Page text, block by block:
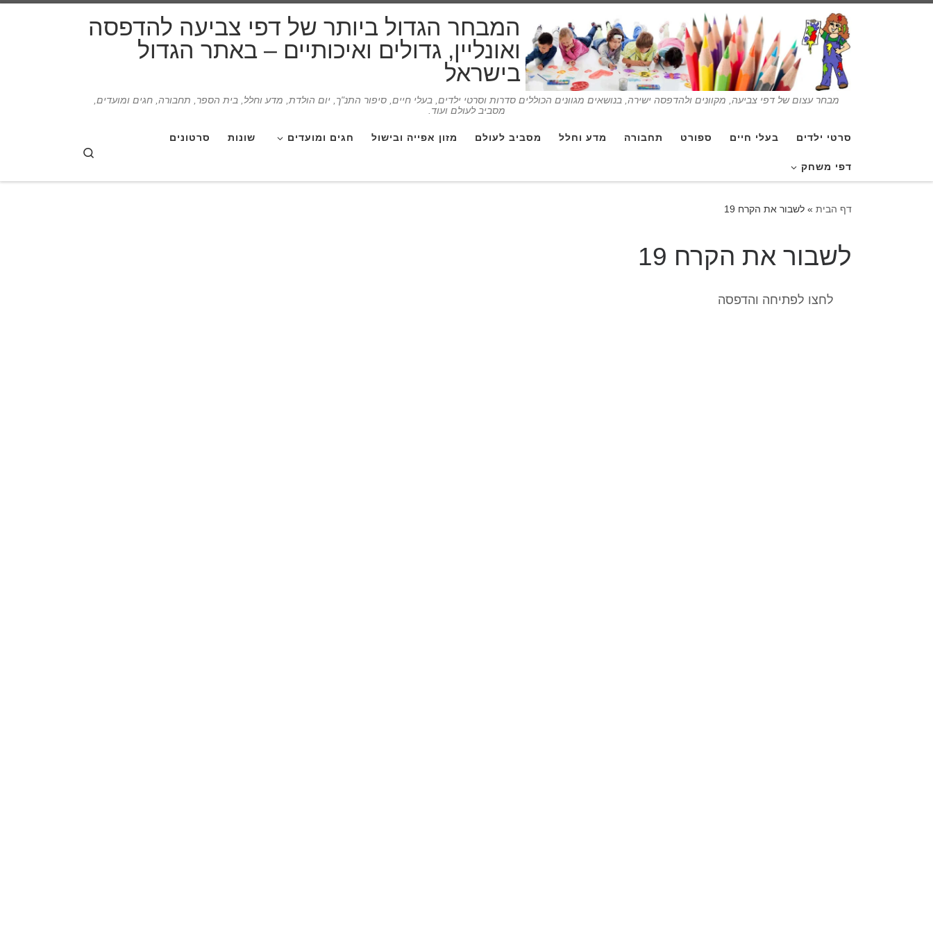
המבחר הגדול ביותר של דפי צביעה להדפסה
ואונליין, גדולים ואיכותיים – באתר הגדול
בישראל
מבחר עצום של דפי צביעה, מקוונים ולהדפסה ישירה, בנושאים מגוונים הכוללים סדרות וסרטי ילדים, בעלי חיים, סיפור התנ"ך, יום הולדת, מדע וחלל, בית הספר, תחבורה, חגים ומועדים,
מסביב לעולם ועוד.
סרטי ילדים בעלי חיים ספורט תחבורה מדע וחלל מסביב לעולם מזון אפייה ובישול חגים ומועדים שונות סרטונים
דפי משחק
דף הבית » לשבור את הקרח 19
לשבור את הקרח 19
לחצו לפתיחה והדפסה